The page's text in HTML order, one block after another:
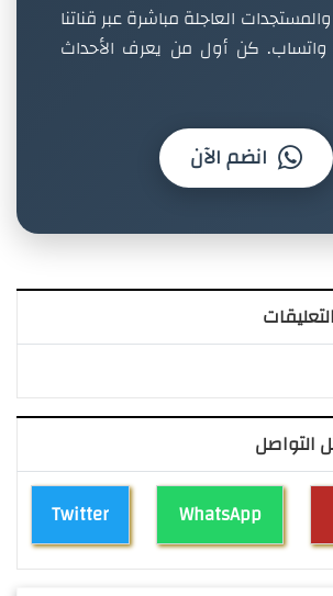
والمستجدات العاجلة مباشرة عبر قناتنا
واتساب. كن أول من يعرف الأحداث
انضم الآن
التواصل
Twitter WhatsApp